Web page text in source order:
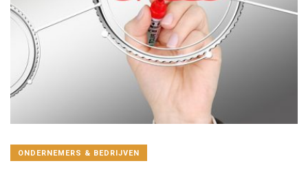
ONDERNEMERS & BEDRIJVEN